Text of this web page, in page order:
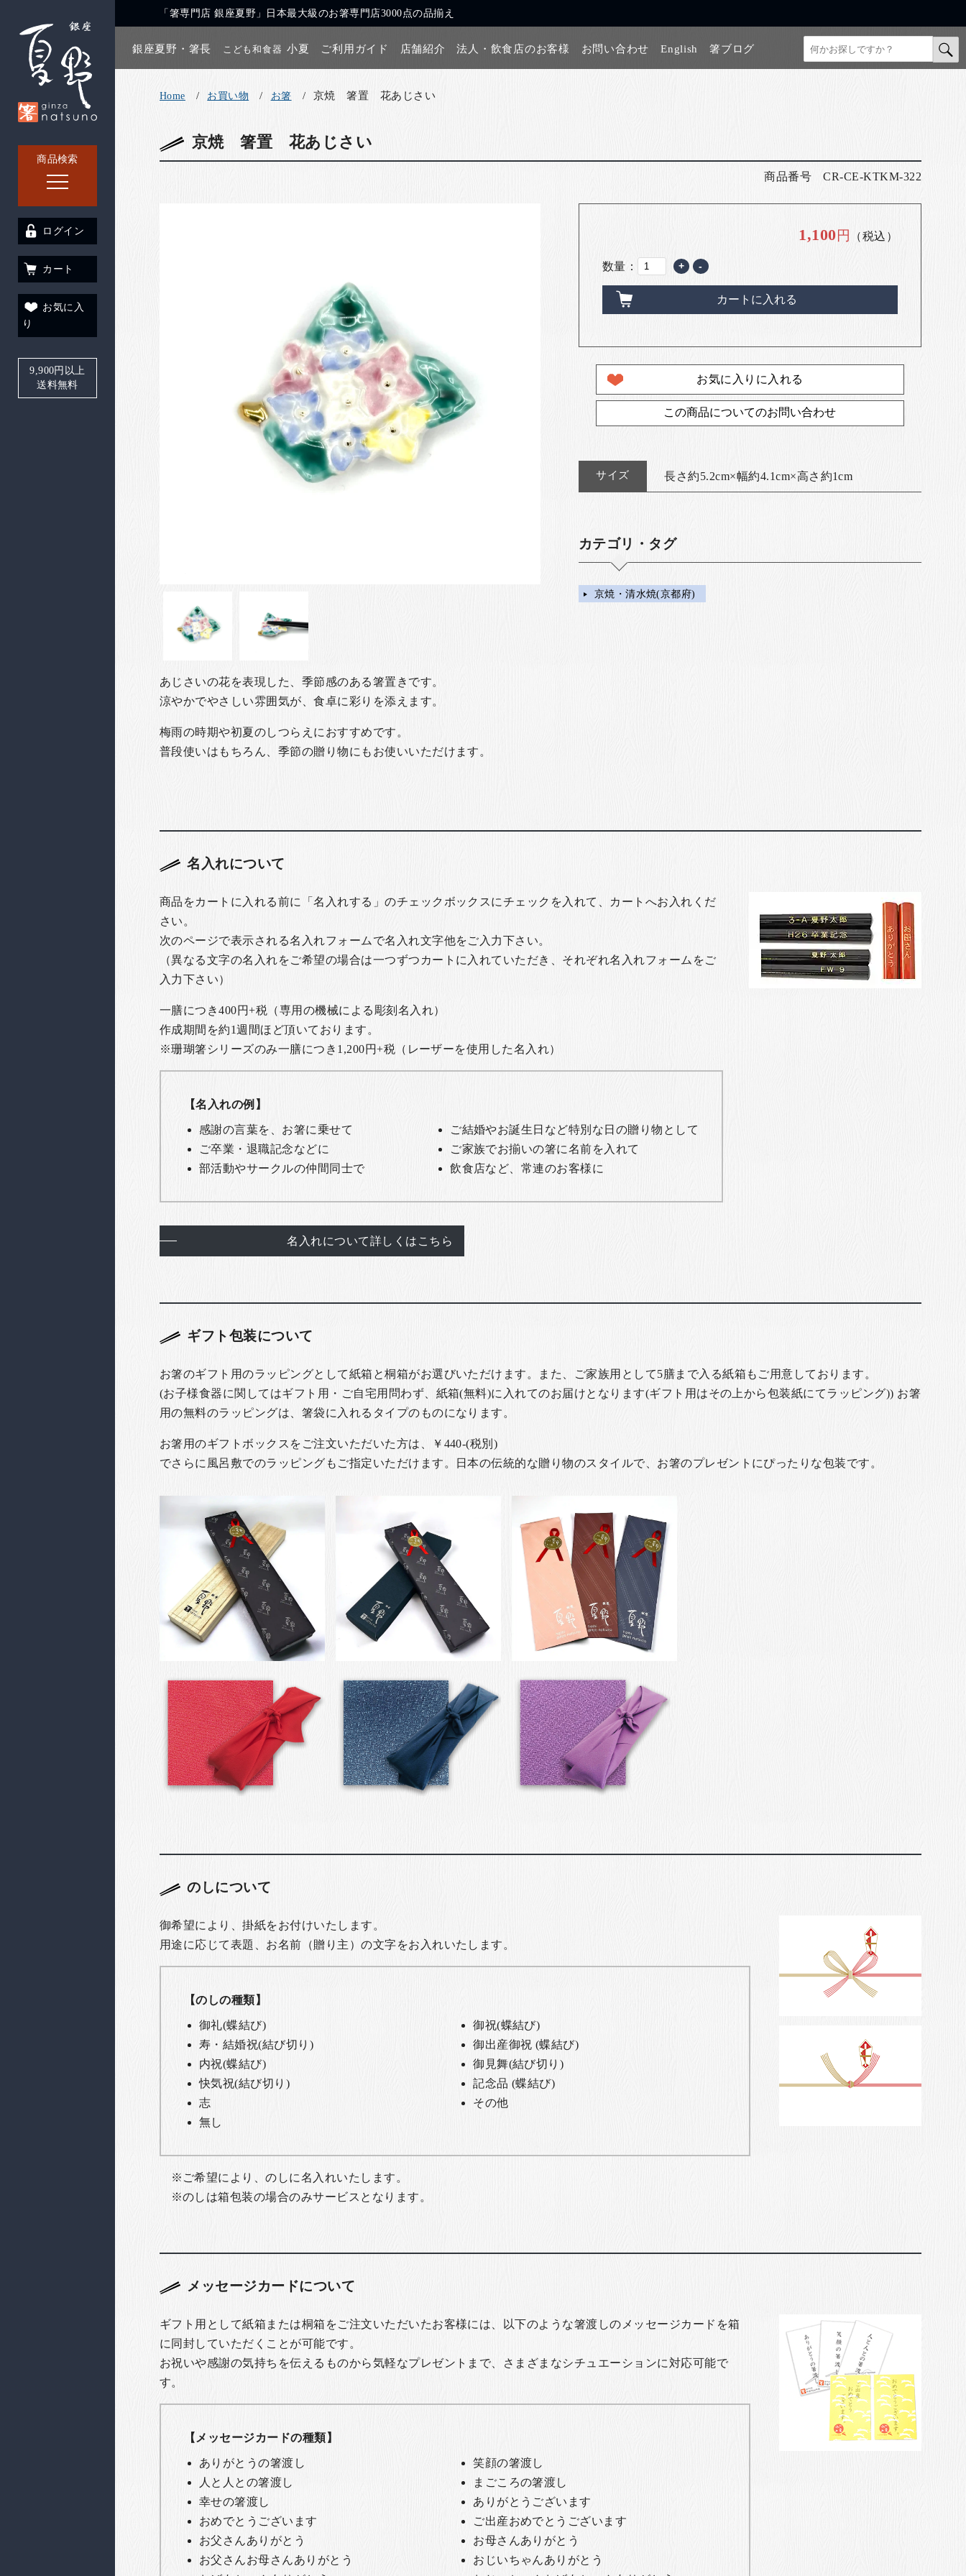
商品検索
「箸専門店 銀座夏野」日本最大級のお箸専門店3000点の品揃え
銀座夏野・箸長 こども和食器 小夏 ご利用ガイド 店舗紹介 法人・飲食店のお客様 お問い合わせ English 箸ブログ
ログイン
カート
お気に入
り
9,900円以上
送料無料
Home お買い物 お箸 京焼 箸置 花あじさい
京焼 箸置 花あじさい
商品番号 CR-CE-KTKM-322
あじさいの花を表現した、季節感のある箸置きです。
涼やかでやさしい雰囲気が、食卓に彩りを添えます。
梅雨の時期や初夏のしつらえにおすすめです。
普段使いはもちろん、季節の贈り物にもお使いいただけます。
1,100円 （税込）
数量： + -
カートに入れる
お気に入りに入れる
この商品についてのお問い合わせ
サイズ 長さ約5.2cm×幅約4.1cm×高さ約1cm
カテゴリ・タグ
京焼・清水焼(京都府)
名入れについて
商品をカートに入れる前に「名入れする」のチェックボックスにチェックを入れて、カートへお入れくだ
さい。
次のページで表示される名入れフォームで名入れ文字他をご入力下さい。
（異なる文字の名入れをご希望の場合は一つずつカートに入れていただき、それぞれ名入れフォームをご
入力下さい）
一膳につき400円+税（専用の機械による彫刻名入れ）
作成期間を約1週間ほど頂いております。
※珊瑚箸シリーズのみ一膳につき1,200円+税 （レーザーを使用した名入れ）
【名入れの例】
感謝の言葉を、お箸に乗せて
ご結婚やお誕生日など特別な日の贈り物として
ご卒業・退職記念などに
ご家族でお揃いの箸に名前を入れて
部活動やサークルの仲間同士で
飲食店など、常連のお客様に
名入れについて詳しくはこちら
ギフト包装について
お箸のギフト用のラッピングとして紙箱と桐箱がお選びいただけます。また、ご家族用として5膳まで入る紙箱もご用意しております。
(お子様食器に関してはギフト用・ご自宅用問わず、紙箱(無料)に入れてのお届けとなります(ギフト用はその上から包装紙にてラッピング)) お箸
用の無料のラッピングは、箸袋に入れるタイプのものになります。
お箸用のギフトボックスをご注文いただいた方は、￥440-(税別)
でさらに風呂敷でのラッピングもご指定いただけます。日本の伝統的な贈り物のスタイルで、お箸のプレゼントにぴったりな包装です。
のしについて
御希望により、掛紙をお付けいたします。
用途に応じて表題、お名前（贈り主）の文字をお入れいたします。
【のしの種類】
御礼(蝶結び)
御祝(蝶結び)
寿・結婚祝(結び切り)
御出産御祝 (蝶結び)
内祝(蝶結び)
御見舞(結び切り)
快気祝(結び切り)
記念品 (蝶結び)
志
その他
無し
ご希望により、のしに名入れいたします。
のしは箱包装の場合のみサービスとなります。
メッセージカードについて
ギフト用として紙箱または桐箱をご注文いただいたお客様には、以下のような箸渡しのメッセージカードを箱
に同封していただくことが可能です。
お祝いや感謝の気持ちを伝えるものから気軽なプレゼントまで、さまざまなシチュエーションに対応可能で
す。
【メッセージカードの種類】
ありがとうの箸渡し
笑顔の箸渡し
人と人との箸渡し
まごころの箸渡し
幸せの箸渡し
ありがとうございます
おめでとうございます
ご出産おめでとうございます
お父さんありがとう
お母さんありがとう
お父さんお母さんありがとう
おじいちゃんありがとう